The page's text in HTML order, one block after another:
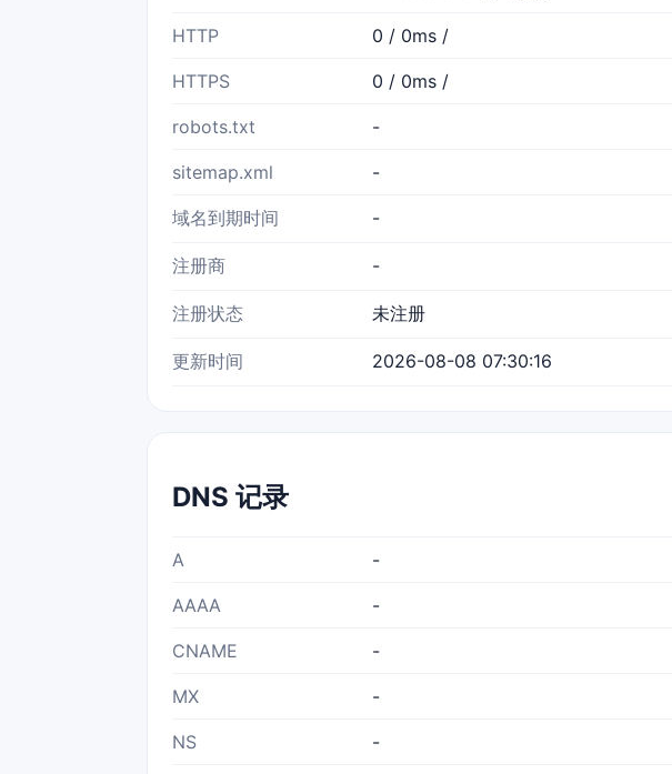
HTTP 0 / 0ms /
HTTPS 0 / 0ms /
robots.txt -
sitemap.xml -
域名到期时间 -
注册商 -
注册状态 未注册
更新时间 2026-08-08 07:30:16
DNS 记录
A -
AAAA -
CNAME -
MX -
NS -